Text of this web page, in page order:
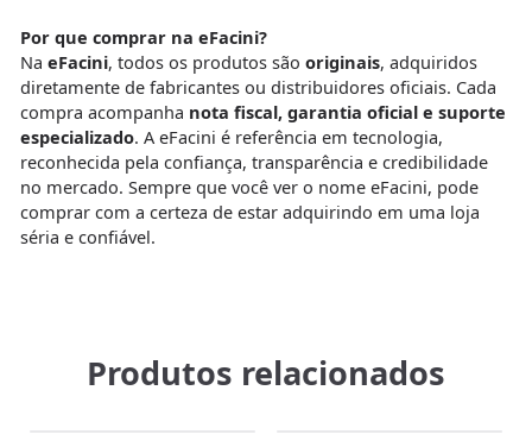
Por que comprar na eFacini?
Na eFacini, todos os produtos são originais, adquiridos
diretamente de fabricantes ou distribuidores oficiais. Cada
compra acompanha nota fiscal, garantia oficial e suporte
especializado. A eFacini é referência em tecnologia,
reconhecida pela confiança, transparência e credibilidade
no mercado. Sempre que você ver o nome eFacini, pode
comprar com a certeza de estar adquirindo em uma loja
séria e confiável.
Produtos relacionados